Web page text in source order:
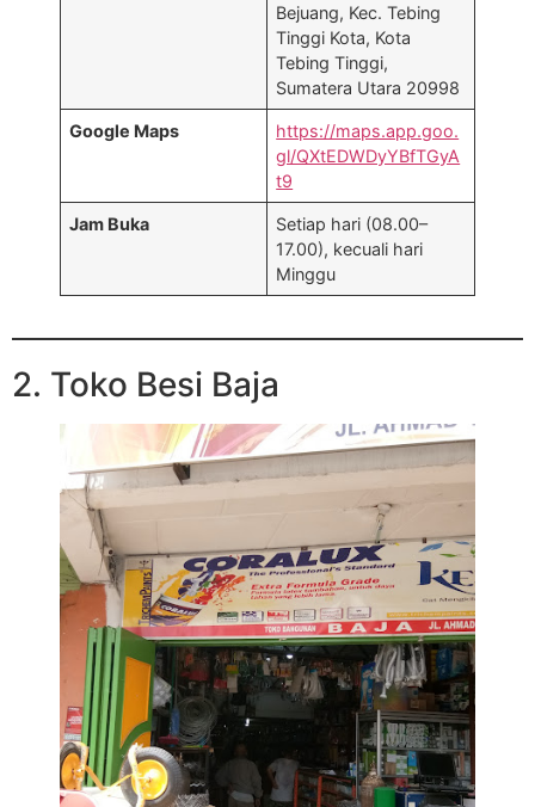
Bejuang, Kec. Tebing
Tinggi Kota, Kota
Tebing Tinggi,
Sumatera Utara 20998
Google Maps
https://maps.app.goo.
gl/QXtEDWDyYBfTGyA
t9
Jam Buka
Setiap hari (08.00–
17.00), kecuali hari
Minggu
2. Toko Besi Baja